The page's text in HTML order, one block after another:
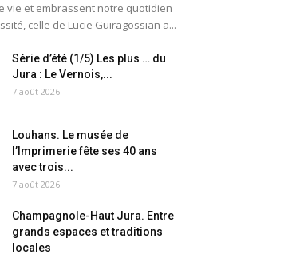
vie et embrassent notre quotidien
celle de Lucie Guiragossian a...
Série d’été (1/5) Les plus … du
Jura : Le Vernois,...
7 août 2026
Louhans. Le musée de
l’Imprimerie fête ses 40 ans
avec trois...
7 août 2026
Champagnole-Haut Jura. Entre
grands espaces et traditions
locales